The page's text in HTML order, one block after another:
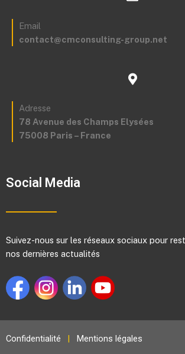
Email
contact@cmconsulting-group.net
Adresse
78 Avenue des Champs Elysées
75008 Paris – France
Social Media
Suivez-nous sur les réseaux sociaux pour
nos dernières actualités
Confidentialité Mentions légales